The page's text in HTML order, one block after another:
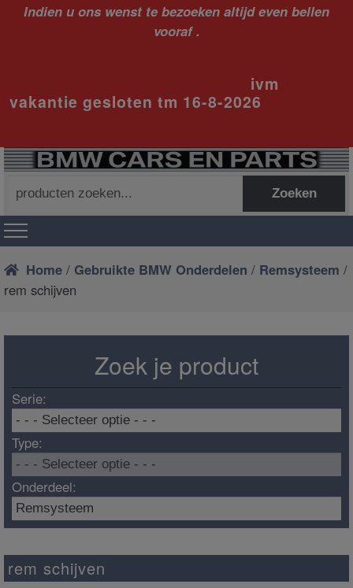
Indien u ons wenst te bezoeken altijd even bellen
vooraf .
ivm
vakantie gesloten tm 16-8-2026
naar:
Zoeken
Home / Gebruikte BMW Onderdelen / Remsysteem /
rem schijven
Zoek je product
Serie:
Type:
Onderdeel:
rem schijven